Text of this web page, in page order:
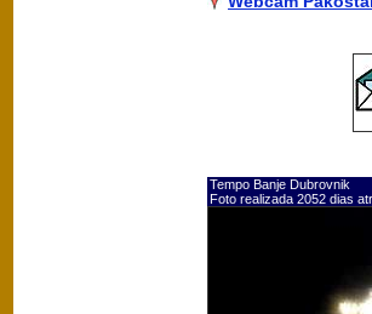
Tempo Banje Dubrovnik
Foto realizada 2052 dias